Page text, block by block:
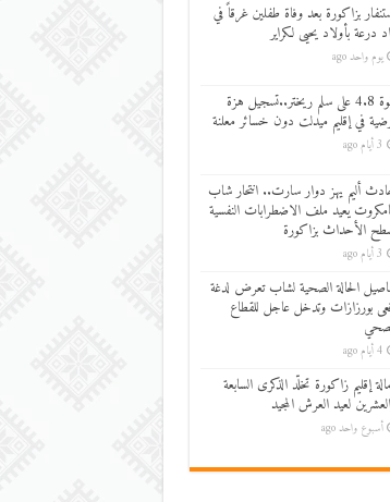
بزاكورة بعد وفاة طفلين غرقاً في
درعة بأولاد يحيى لكراير
يوم واحد ago
بقوة 4.8 على سلم ريختر..تسجيل هزة
في إقليم ميدلت دون خسائر معلنة
3 أيام ago
أليم يهز دوار سارت.. انتحار شاب
يعيد ملف الاضطرابات النفسية
الأحداث بزاكورة
3 أيام ago
الحالة الصحية لشاب تعرض لدغة
بورزازات وتدخل عاجل للقطاع
4 أيام ago
إقليم زاكورة تخلّد الذكرى السابعة
لعيد العرش المجيد
أسبوع واحد ago